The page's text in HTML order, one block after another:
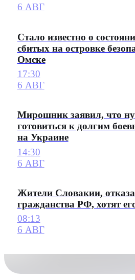
6 АВГ
Стало известно о
сбитых на островке
Омске
17:30
6 АВГ
Мирошник заявил, что
готовиться к долгим
на Украине
14:30
6 АВГ
Жители Словакии,
гражданства РФ, хотят
08:13
6 АВГ